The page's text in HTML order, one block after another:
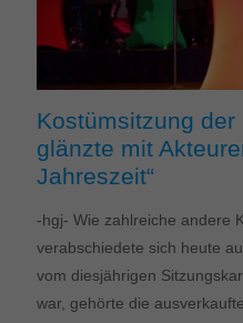
Kostümsitzung
glänzte mit
Jahreszeit“
-hgj- Wie zahlreiche andere
verabschiedete sich heute
vom diesjährigen
war, gehörte die